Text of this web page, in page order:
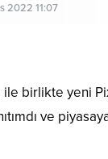
2022 11:07
birlikte yeni
ve